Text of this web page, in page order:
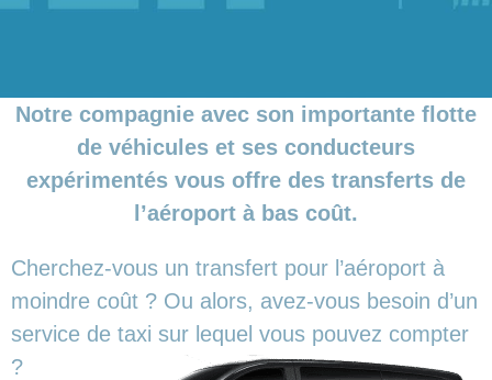
Notre compagnie avec son importante flotte
de véhicules et ses conducteurs
expérimentés vous offre des transferts de
l’aéroport à bas coût.
Cherchez-vous un transfert pour l’aéroport à
moindre coût ? Ou alors, avez-vous besoin d’un
service de taxi sur lequel vous pouvez compter
?